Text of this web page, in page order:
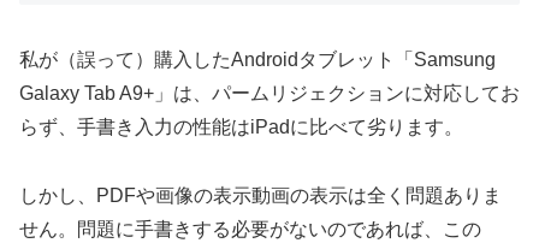
私が（誤って）購入したAndroidタブレット「Samsung
Galaxy Tab A9+」は、パームリジェクションに対応してお
らず、手書き入力の性能はiPadに比べて劣ります。
しかし、PDFや画像の表示動画の表示は全く問題ありま
せん。問題に手書きする必要がないのであれば、この